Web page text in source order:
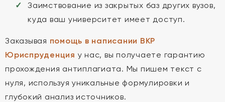
Заимствование из закрытых баз других вузов,
куда ваш университет имеет доступ.
Заказывая помощь в написании ВКР
Юриспруденция у нас, вы получаете гарантию
прохождения антиплагиата. Мы пишем текст с
нуля, используя уникальные формулировки и
глубокий анализ источников.